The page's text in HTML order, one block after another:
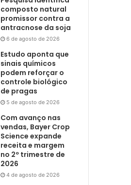
composto natural
promissor contra a
antracnose da soja
6 de agosto de 2026
Estudo aponta que
sinais químicos
podem reforçar o
controle biológico
de pragas
5 de agosto de 2026
Com avanço nas
vendas, Bayer Crop
Science expande
receita e margem
no 2º trimestre de
2026
4 de agosto de 2026